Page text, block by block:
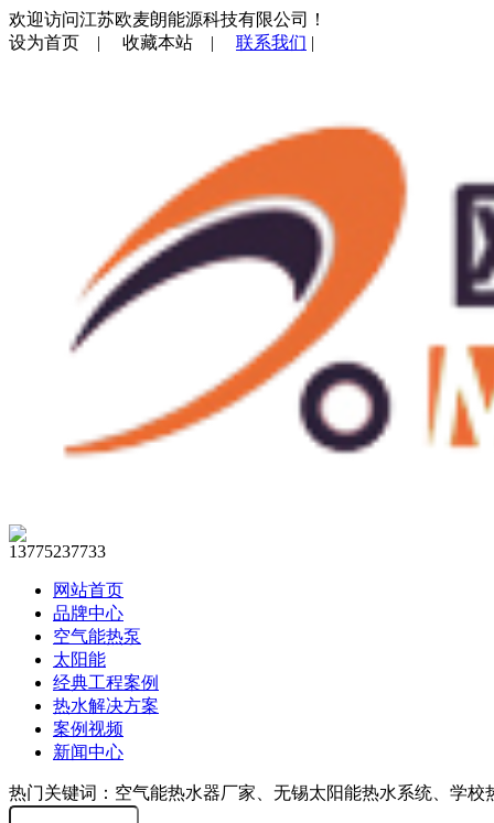
欢迎访问江苏欧麦朗能源科技有限公司！
设为首页 | 收藏本站 | 联系我们 |
13775237733
网站首页
品牌中心
空气能热泵
太阳能
经典工程案例
热水解决方案
案例视频
新闻中心
热门关键词：空气能热水器厂家、无锡太阳能热水系统、学校